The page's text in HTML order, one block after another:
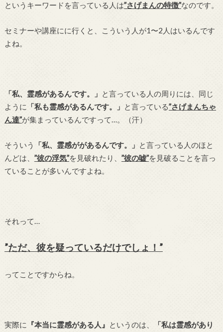
というキーワードを言っている人は”さげまんの特徴”なのです。
セミナーや講座にに行くと、こういう人が1〜2人はいるんです
よね。
「私、霊感があるんです。」 と言っている人の周りには、同じ
ように
「私も霊感があるんです。」 と言っている”さげまんちゃ
ん達”が集まっているんですって…。（汗）
そういう 「私、霊感ががあるんです。」
と言っている人のほと
んどは、 ”彼の浮気”を見破れたり、 ”彼の嘘”を見破ることを言っ
ていることが多いんですよね。
それって…
”ただ、彼を疑っているだけでしょ！”
ってことですからね。
実際に 『本当に霊感がある人』 というのは、
「私は霊感があり